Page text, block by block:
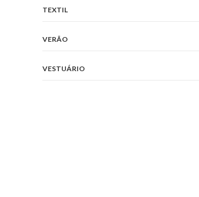
TEXTIL
VERÃO
VESTUÁRIO